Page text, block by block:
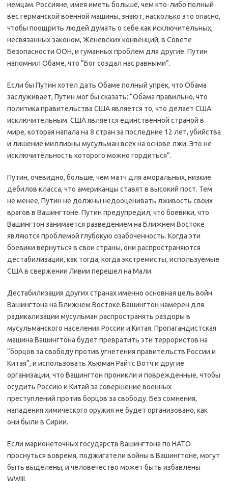
немцам. Россияне, имея иметь больше, чем кто-либо полный
вес германской военной машины, знают, насколько это опасно,
чтобы поощрить людей думать о себе как исключительных,
несвязанных законом, Женевских конвенций, в Совете
Безопасности ООН, и гуманных проблем для другие. Путин
напомнил Обаме, что “Бог создал нас равными”.
Если бы Путин хотел дать Обаме полный упрек, что Обама
заслуживает, Путин мог бы сказать: “Обама правильно, что
политика правительства США является то, что делает США
исключительным. США является единственной страной в
мире, которая напала на 8 стран за последние 12 лет, убийства
и лишение миллионы мусульман всех на основе лжи. Это не
исключительность которого можно гордиться”.
Путин, очевидно, больше, чем матч для аморальных, низкие
дебилов класса, что американцы ставят в высокий пост. Тем
не менее, Путин не должны недооценивать лживость своих
врагов в Вашингтоне. Путин предупредил, что боевики, что
Вашингтон занимается разведением на Ближнем Востоке
являются проблемой глубокую озабоченность. Когда эти
боевики вернуться в свои страны, они распространяются
дестабилизации, как тогда, когда экстремисты, используемые
США в свержении Ливии перешел на Мали.
Дестабилизация других странах именно основная цель войн
Вашингтона на Ближнем Востоке.Вашингтон намерен для
радикализации мусульман распространять раздоры в
мусульманского населения России и Китая. Пропагандистская
машина Вашингтона будет превратить эти террористов на
“борцов за свободу против угнетения правительств России и
Китая”, и использовать Хьюман Райтс Вотч и другие
организации, что Вашингтон проникли и поврежденные, чтобы
осудить Россию и Китай за совершение военных
преступлений против борцов за свободу. Без сомнения,
нападения химического оружия не будет организовано, как
они были в Сирии.
Если марионеточных государств Вашингтона по НАТО
проснуться вовремя, поджигатели войны в Вашингтоне, могут
быть выделены, и человечество может быть избавлены
WWIII.